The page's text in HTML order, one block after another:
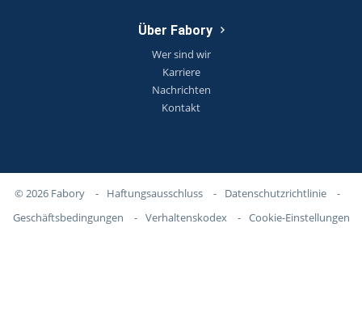
Über Fabory
Wer sind wir
Karriere
Nachrichten
Kontakt
© 2026 Fabory - Haftungsausschluss - Datenschutzrichtlinie
-
Geschäftsbedingungen
- Verhaltenskodex - Cookie-Einstellungen